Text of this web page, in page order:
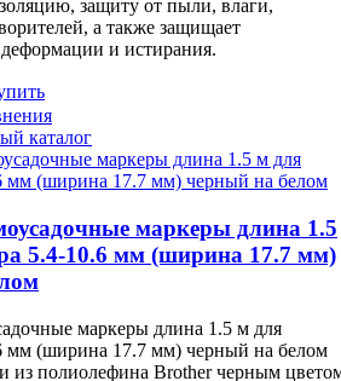
защиту от пыли, влаги,
а также защищает
и истирания.
каталог
маркеры длина 1.5
5.4-10.6 мм (ширина 17.7 мм)
маркеры длина 1.5 м для
мм (ширина 17.7 мм) черный на белом
из полиолефина Brother черным